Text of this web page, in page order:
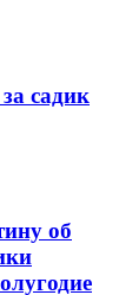
садик
об